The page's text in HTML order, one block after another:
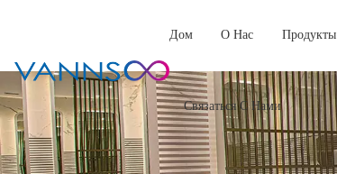
Дом О Нас Продукты
Связаться С Нами